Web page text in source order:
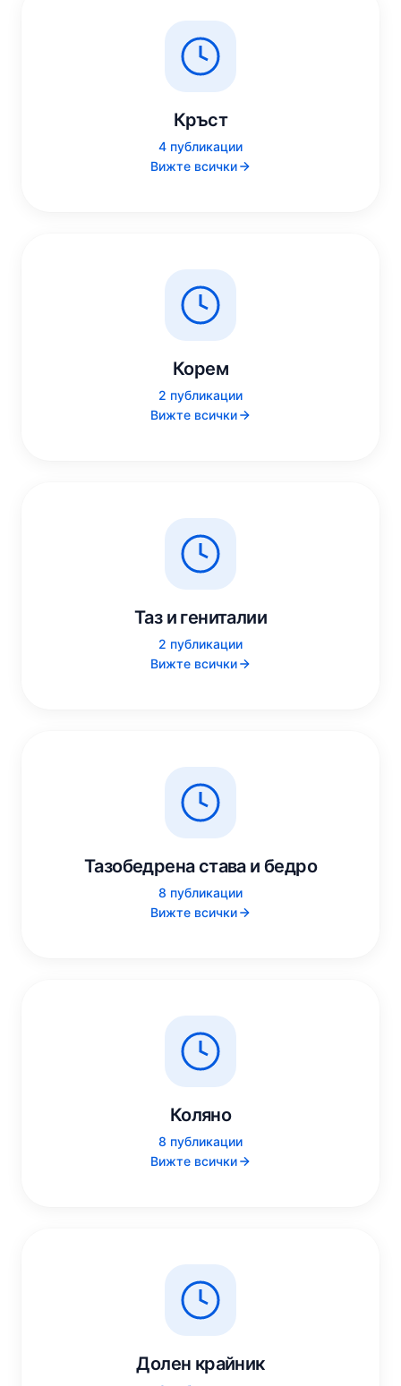
Кръст
4 публикации
Вижте всички
Корем
2 публикации
Вижте всички
Таз и гениталии
2 публикации
Вижте всички
Тазобедрена става и бедро
8 публикации
Вижте всички
Коляно
8 публикации
Вижте всички
Долен крайник